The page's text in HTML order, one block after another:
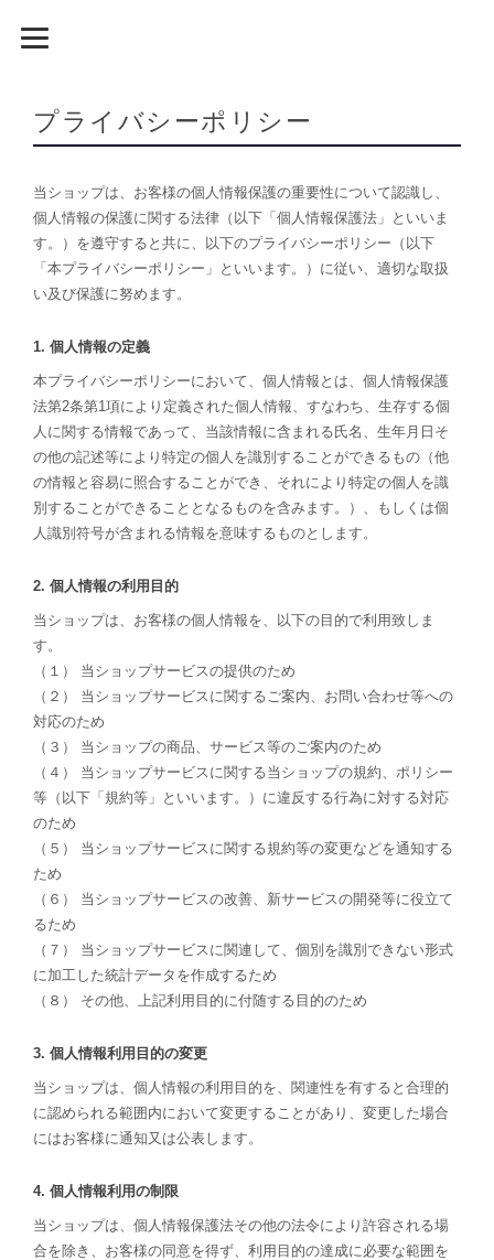
プライバシーポリシー
当ショップは、お客様の個人情報保護の重要性について認識し、
個人情報の保護に関する法律（以下「個人情報保護法」といいま
す。）を遵守すると共に、以下のプライバシーポリシー（以下
「本プライバシーポリシー」といいます。）に従い、適切な取扱
い及び保護に努めます。
1. 個人情報の定義
本プライバシーポリシーにおいて、個人情報とは、個人情報保護
法第2条第1項により定義された個人情報、すなわち、生存する個
人に関する情報であって、当該情報に含まれる氏名、生年月日そ
の他の記述等により特定の個人を識別することができるもの（他
の情報と容易に照合することができ、それにより特定の個人を識
別することができることとなるものを含みます。）、もしくは個
人識別符号が含まれる情報を意味するものとします。
2. 個人情報の利用目的
当ショップは、お客様の個人情報を、以下の目的で利用致しま
す。
（１） 当ショップサービスの提供のため
（２） 当ショップサービスに関するご案内、お問い合わせ等への
対応のため
（３） 当ショップの商品、サービス等のご案内のため
（４） 当ショップサービスに関する当ショップの規約、ポリシー
等（以下「規約等」といいます。）に違反する行為に対する対応
のため
（５） 当ショップサービスに関する規約等の変更などを通知する
ため
（６） 当ショップサービスの改善、新サービスの開発等に役立て
るため
（７） 当ショップサービスに関連して、個別を識別できない形式
に加工した統計データを作成するため
（８） その他、上記利用目的に付随する目的のため
3. 個人情報利用目的の変更
当ショップは、個人情報の利用目的を、関連性を有すると合理的
に認められる範囲内において変更することがあり、変更した場合
にはお客様に通知又は公表します。
4. 個人情報利用の制限
当ショップは、個人情報保護法その他の法令により許容される場
合を除き、お客様の同意を得ず、利用目的の達成に必要な範囲を